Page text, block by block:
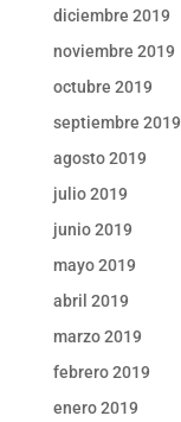
diciembre 2019
noviembre 2019
octubre 2019
septiembre 2019
agosto 2019
julio 2019
junio 2019
mayo 2019
abril 2019
marzo 2019
febrero 2019
enero 2019